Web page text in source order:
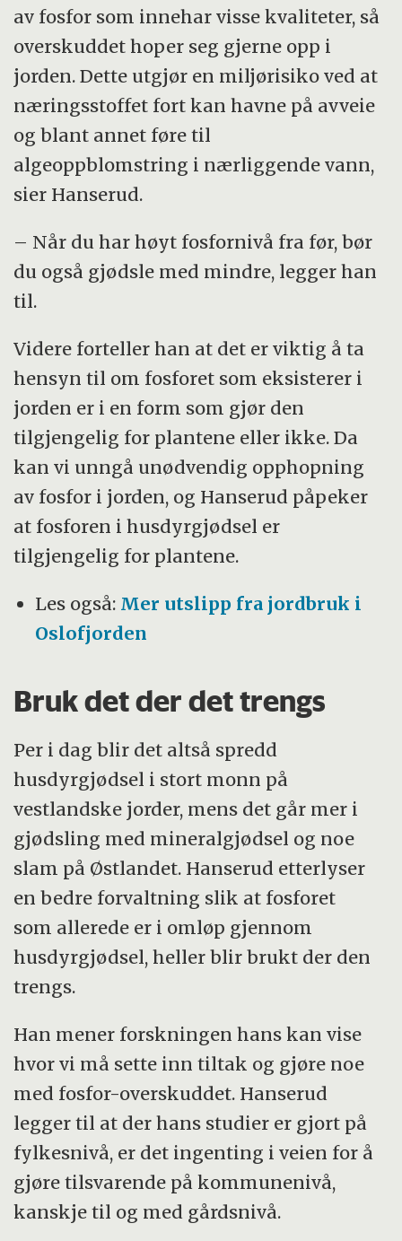
av fosfor som innehar visse kvaliteter, så
overskuddet hoper seg gjerne opp i
jorden. Dette utgjør en miljørisiko ved at
næringsstoffet fort kan havne på avveie
og blant annet føre til
algeoppblomstring i nærliggende vann,
sier Hanserud.
– Når du har høyt fosfornivå fra før, bør
du også gjødsle med mindre, legger han
til.
Videre forteller han at det er viktig å ta
hensyn til om fosforet som eksisterer i
jorden er i en form som gjør den
tilgjengelig for plantene eller ikke. Da
kan vi unngå unødvendig opphopning
av fosfor i jorden, og Hanserud påpeker
at fosforen i husdyrgjødsel er
tilgjengelig for plantene.
Les også: Mer utslipp fra jordbruk i
Oslofjorden
Bruk det der det trengs
Per i dag blir det altså spredd
husdyrgjødsel i stort monn på
vestlandske jorder, mens det går mer i
gjødsling med mineralgjødsel og noe
slam på Østlandet. Hanserud etterlyser
en bedre forvaltning slik at fosforet
som allerede er i omløp gjennom
husdyrgjødsel, heller blir brukt der den
trengs.
Han mener forskningen hans kan vise
hvor vi må sette inn tiltak og gjøre noe
med fosfor-overskuddet. Hanserud
legger til at der hans studier er gjort på
fylkesnivå, er det ingenting i veien for å
gjøre tilsvarende på kommunenivå,
kanskje til og med gårdsnivå.